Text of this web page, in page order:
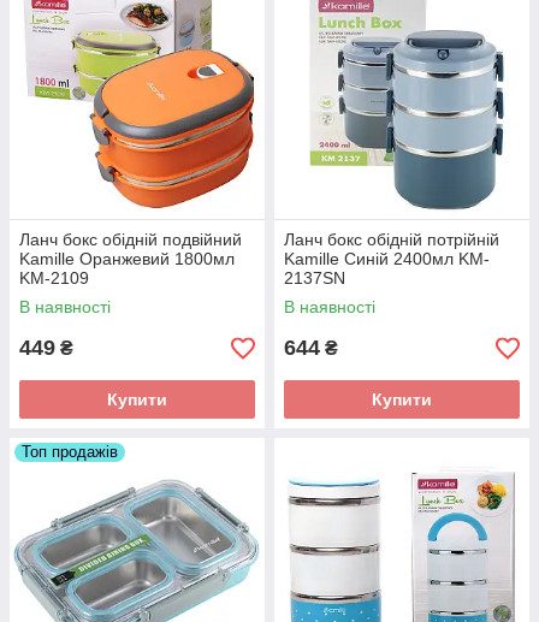
Ланч бокс обідній подвійний
Kamille Оранжевий 1800мл
KM-2109
В наявності
449 ₴
Купити
Ланч бокс обідній потрійній
Kamille Синій 2400мл KM-
2137SN
В наявності
644 ₴
Купити
Топ продажів